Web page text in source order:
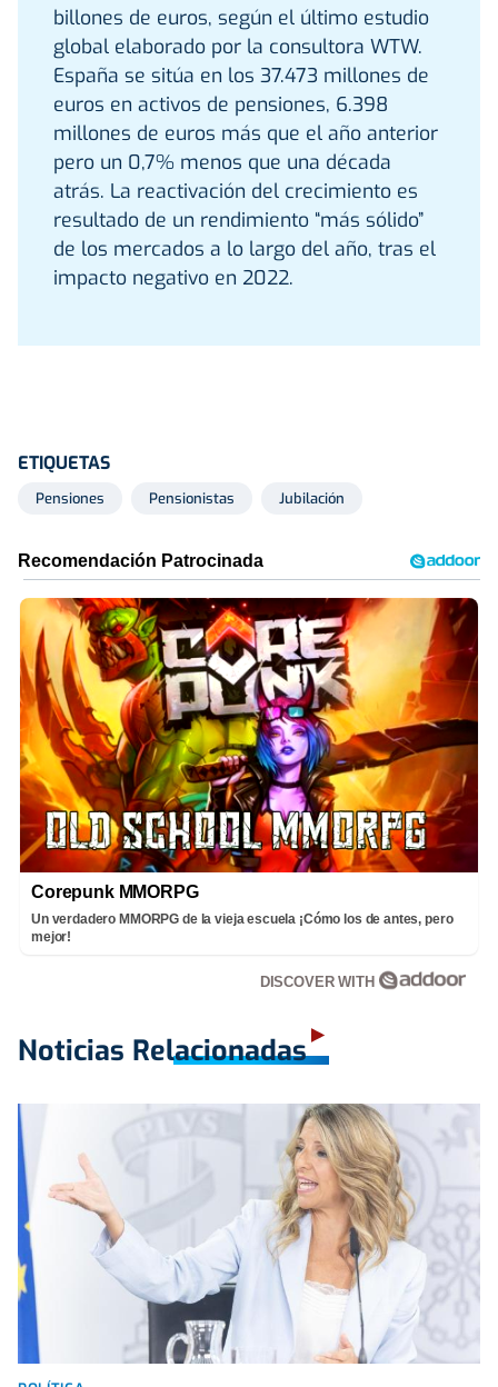
billones de euros, según el último estudio
global elaborado por la consultora WTW.
España se sitúa en los 37.473 millones de
euros en activos de pensiones, 6.398
millones de euros más que el año anterior
pero un 0,7% menos que una década
atrás. La reactivación del crecimiento es
resultado de un rendimiento “más sólido”
de los mercados a lo largo del año, tras el
impacto negativo en 2022.
ETIQUETAS
Pensiones Pensionistas Jubilación
Corepunk MMORPG
Un verdadero MMORPG de la vieja escuela ¡Cómo los de antes, pero
mejor!
DISCOVER WITH
Noticias Relacionadas